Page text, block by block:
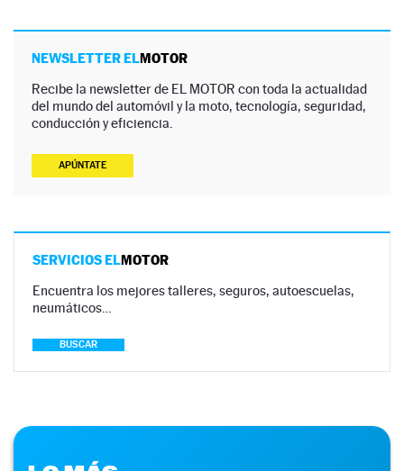
NEWSLETTER ELMOTOR
Recibe la newsletter de EL MOTOR con toda la actualidad
del mundo del automóvil y la moto, tecnología, seguridad,
conducción y eficiencia.
APÚNTATE
SERVICIOS ELMOTOR
Encuentra los mejores talleres, seguros, autoescuelas,
neumáticos…
BUSCAR